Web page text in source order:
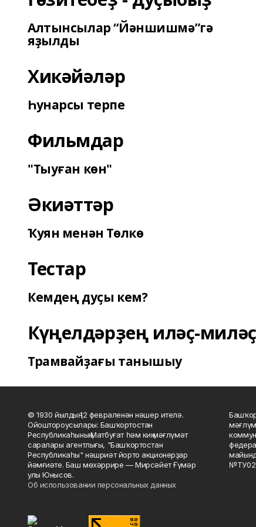
Алтынсылар “Йәншишмә”гә
яҙылды
Хикәйәләр
Һунарсы терпе
Фильмдар
"Тыуған көн"
Әкиәттәр
Ҡуян менән Төлкө
Тестар
Кемдең дуҫы кем?
Күңелдәрҙең иләҫ-
Трамвайҙағы танышыу
© 1930 йылдың 12 февраленән нәшер ителә.
Ойоштороусылары: Башҡортостан
Республикаһының Матбуғат һәм киң мәғлүмәт
саралары агентлығы, "Башҡортостан
Республикаһы" нәшриәт йорто акционерҙар
йәмғиәте. Баш мөхәррире — Мирсәйет Ғүмәр
улы Юнысов.
Об использовании персональных данных